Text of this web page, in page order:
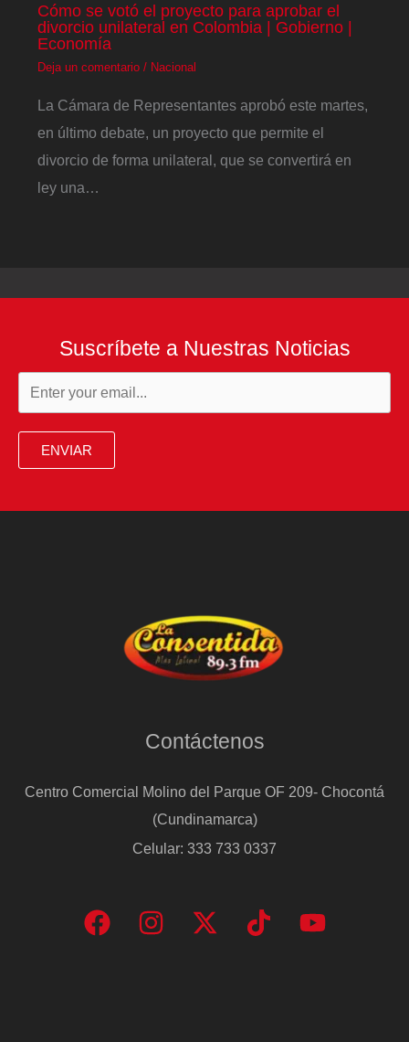
Cómo se votó el proyecto para aprobar el
divorcio unilateral en Colombia | Gobierno |
Economía
Deja un comentario / Nacional
La Cámara de Representantes aprobó este martes,
en último debate, un proyecto que permite el
divorcio de forma unilateral, que se convertirá en
ley una…
Suscríbete a Nuestras Noticias
ENVIAR
Contáctenos
Centro Comercial Molino del Parque OF 209- Chocontá
(Cundinamarca)
Celular: 333 733 0337